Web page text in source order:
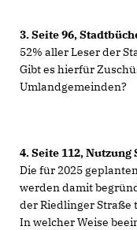
3. Seite 96,
52% aller Leser der
Gibt es hierfür
Umlandgemeinden?
4. Seite 112, Nutzung
Die für 2025
werden damit
der Riedlinger Straße
In welcher Weise